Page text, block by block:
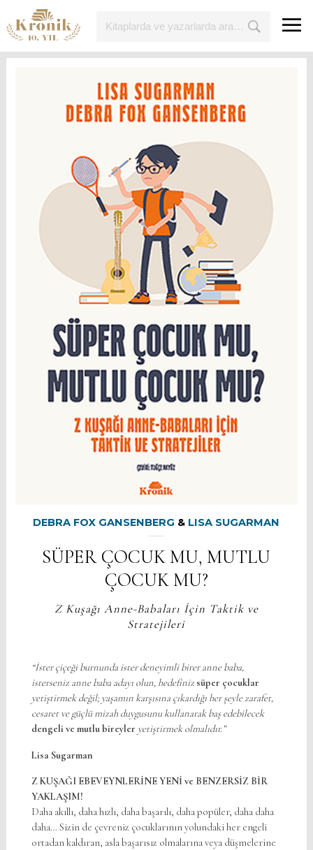
DEBRA FOX GANSENBERG & LISA SUGARMAN
SÜPER ÇOCUK MU, MUTLU
ÇOCUK MU?
Z Kuşağı Anne-Babaları İçin Taktik ve
Stratejileri
“İster çiçeği burnunda ister deneyimli birer anne baba,
isterseniz anne baba adayı olun, hedefinizsüper çocuklar
yetiştirmek değil; yaşamın karşısına çıkardığı her şeyle zarafet,
cesaret ve güçlü mizah duygusunu kullanarak baş edebilecek
dengeli ve mutlu bireyler yetiştirmek olmalıdır.”
Lisa Sugarman
Z KUŞAĞI EBEVEYNLERİNE YENİ ve BENZERSİZ BİR
YAKLAŞIM!
Daha akıllı, daha hızlı, daha başarılı, daha popüler, daha daha
daha… Sizin de çevreniz çocuklarının yolundaki her engeli
ortadan kaldıran, asla başarısız olmalarına veya düşmelerine